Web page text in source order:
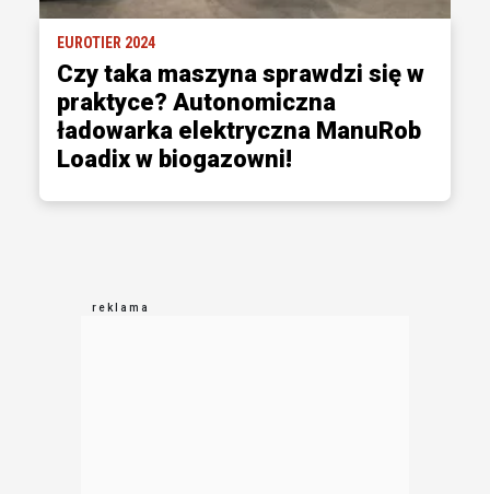
EUROTIER 2024
Czy taka maszyna sprawdzi się w
praktyce? Autonomiczna
ładowarka elektryczna ManuRob
Loadix w biogazowni!